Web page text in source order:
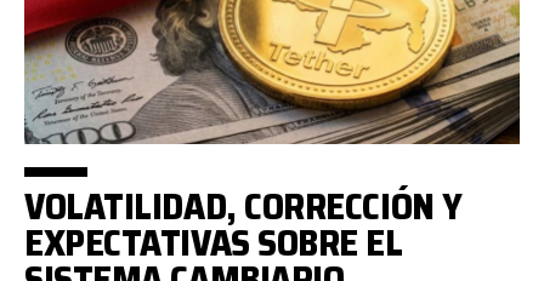
VOLATILIDAD, CORRECCIÓN Y
EXPECTATIVAS SOBRE EL